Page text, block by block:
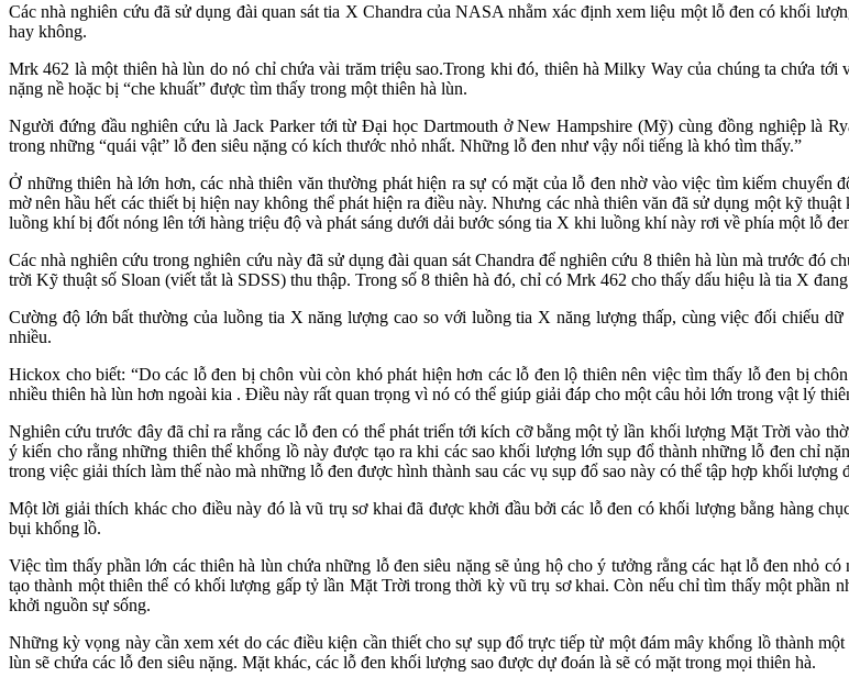
Các nhà nghiên cứu đã sử dụng đài quan sát tia X Chandra của NASA nhằm xác định xem liệu một lỗ đen có khối
hay không.
Mrk 462 là một thiên hà lùn do nó chỉ chứa vài trăm triệu sao.Trong khi đó, thiên hà Milky Way của chúng ta chứa
nặng nề hoặc bị “che khuất” được tìm thấy trong một thiên hà lùn.
Người đứng đầu nghiên cứu là Jack Parker tới từ Đại học Dartmouth ở New Hampshire (Mỹ) cùng đồng nghiệp là
trong những “quái vật” lỗ đen siêu nặng có kích thước nhỏ nhất. Những lỗ đen như vậy nổi tiếng là khó tìm thấy.”
Ở những thiên hà lớn hơn, các nhà thiên văn thường phát hiện ra sự có mặt của lỗ đen nhờ vào việc tìm kiếm chuyển
mờ nên hầu hết các thiết bị hiện nay không thể phát hiện ra điều này. Nhưng các nhà thiên văn đã sử dụng một kỹ
luồng khí bị đốt nóng lên tới hàng triệu độ và phát sáng dưới dải bước sóng tia X khi luồng khí này rơi về phía một lỗ
Các nhà nghiên cứu trong nghiên cứu này đã sử dụng đài quan sát Chandra để nghiên cứu 8 thiên hà lùn mà trước đó
trời Kỹ thuật số Sloan (viết tắt là SDSS) thu thập. Trong số 8 thiên hà đó, chỉ có Mrk 462 cho thấy dấu hiệu là tia X
Cường độ lớn bất thường của luồng tia X năng lượng cao so với luồng tia X năng lượng thấp, cùng việc đối chiếu
nhiều.
Hickox cho biết: “Do các lỗ đen bị chôn vùi còn khó phát hiện hơn các lỗ đen lộ thiên nên việc tìm thấy lỗ đen bị
nhiều thiên hà lùn hơn ngoài kia . Điều này rất quan trọng vì nó có thể giúp giải đáp cho một câu hỏi lớn trong vật lý
Nghiên cứu trước đây đã chỉ ra rằng các lỗ đen có thể phát triển tới kích cỡ bằng một tỷ lần khối lượng Mặt Trời vào
ý kiến cho rằng những thiên thể khổng lồ này được tạo ra khi các sao khối lượng lớn sụp đổ thành những lỗ đen chỉ
trong việc giải thích làm thế nào mà những lỗ đen được hình thành sau các vụ sụp đổ sao này có thể tập hợp khối
Một lời giải thích khác cho điều này đó là vũ trụ sơ khai đã được khởi đầu bởi các lỗ đen có khối lượng bằng hàng
bụi khổng lồ.
Việc tìm thấy phần lớn các thiên hà lùn chứa những lỗ đen siêu nặng sẽ ủng hộ cho ý tưởng rằng các hạt lỗ đen nhỏ
tạo thành một thiên thể có khối lượng gấp tỷ lần Mặt Trời trong thời kỳ vũ trụ sơ khai. Còn nếu chỉ tìm thấy một phần
khởi nguồn sự sống.
Những kỳ vọng này cần xem xét do các điều kiện cần thiết cho sự sụp đổ trực tiếp từ một đám mây khổng lồ thành
lùn sẽ chứa các lỗ đen siêu nặng. Mặt khác, các lỗ đen khối lượng sao được dự đoán là sẽ có mặt trong mọi thiên hà.